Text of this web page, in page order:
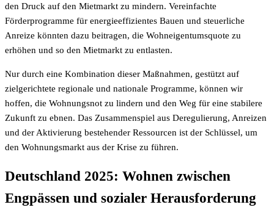
den Druck auf den Mietmarkt zu mindern. Vereinfachte
Förderprogramme für energieeffizientes Bauen und steuerliche
Anreize könnten dazu beitragen, die Wohneigentumsquote zu
erhöhen und so den Mietmarkt zu entlasten.
Nur durch eine Kombination dieser Maßnahmen, gestützt auf
zielgerichtete regionale und nationale Programme, können wir
hoffen, die Wohnungsnot zu lindern und den Weg für eine stabilere
Zukunft zu ebnen. Das Zusammenspiel aus Deregulierung, Anreizen
und der Aktivierung bestehender Ressourcen ist der Schlüssel, um
den Wohnungsmarkt aus der Krise zu führen.
Deutschland 2025: Wohnen zwischen
Engpässen und sozialer Herausforderung